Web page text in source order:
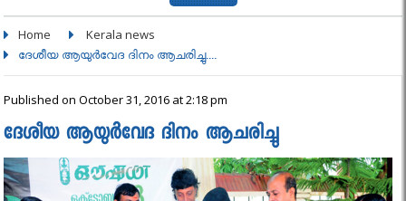
Home Kerala news
ദേശീയ ആയുര്‍വേദ ദിനം ആചരിച്ചു....
Published on October 31, 2016 at 2:18 pm
ദേശീയ ആയുര്‍വേദ ദിനം ആചരിച്ചു